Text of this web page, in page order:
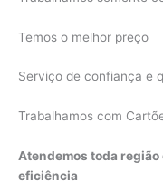
Temos o melhor preço
Serviço de confiança e
Trabalhamos com
Atendemos toda região
eficiência